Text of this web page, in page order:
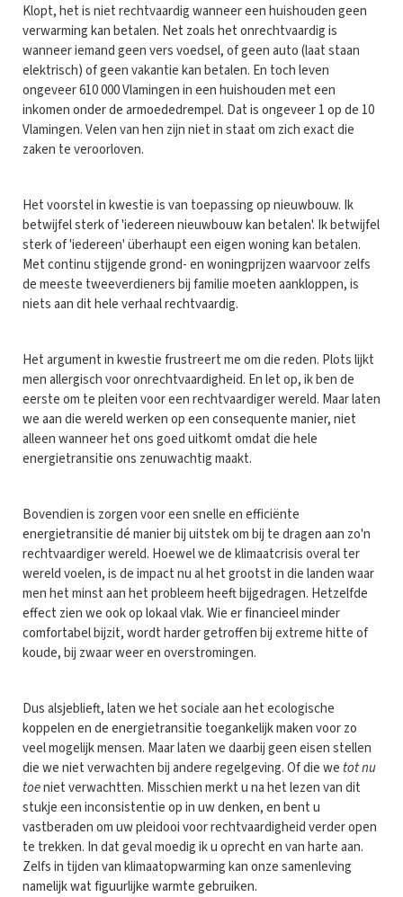
Klopt, het is niet rechtvaardig wanneer een huishouden geen
verwarming kan betalen. Net zoals het onrechtvaardig is
wanneer iemand geen vers voedsel, of geen auto (laat staan
elektrisch) of geen vakantie kan betalen. En toch leven
ongeveer 610 000 Vlamingen in een huishouden met een
inkomen onder de armoededrempel. Dat is ongeveer 1 op de 10
Vlamingen. Velen van hen zijn niet in staat om zich exact die
zaken te veroorloven.
Het voorstel in kwestie is van toepassing op nieuwbouw. Ik
betwijfel sterk of 'iedereen nieuwbouw kan betalen'. Ik betwijfel
sterk of 'iedereen' überhaupt een eigen woning kan betalen.
Met continu stijgende grond- en woningprijzen waarvoor zelfs
de meeste tweeverdieners bij familie moeten aankloppen, is
niets aan dit hele verhaal rechtvaardig.
Het argument in kwestie frustreert me om die reden. Plots lijkt
men allergisch voor onrechtvaardigheid. En let op, ik ben de
eerste om te pleiten voor een rechtvaardiger wereld. Maar laten
we aan die wereld werken op een consequente manier, niet
alleen wanneer het ons goed uitkomt omdat die hele
energietransitie ons zenuwachtig maakt.
Bovendien is zorgen voor een snelle en efficiënte
energietransitie dé manier bij uitstek om bij te dragen aan zo'n
rechtvaardiger wereld. Hoewel we de klimaatcrisis overal ter
wereld voelen, is de impact nu al het grootst in die landen waar
men het minst aan het probleem heeft bijgedragen. Hetzelfde
effect zien we ook op lokaal vlak. Wie er financieel minder
comfortabel bijzit, wordt harder getroffen bij extreme hitte of
koude, bij zwaar weer en overstromingen.
Dus alsjeblieft, laten we het sociale aan het ecologische
koppelen en de energietransitie toegankelijk maken voor zo
veel mogelijk mensen. Maar laten we daarbij geen eisen stellen
die we niet verwachten bij andere regelgeving. Of die we tot nu
toeniet verwachtten. Misschien merkt u na het lezen van dit
stukje een inconsistentie op in uw denken, en bent u
vastberaden om uw pleidooi voor rechtvaardigheid verder open
te trekken. In dat geval moedig ik u oprecht en van harte aan.
Zelfs in tijden van klimaatopwarming kan onze samenleving
namelijk wat figuurlijke warmte gebruiken.